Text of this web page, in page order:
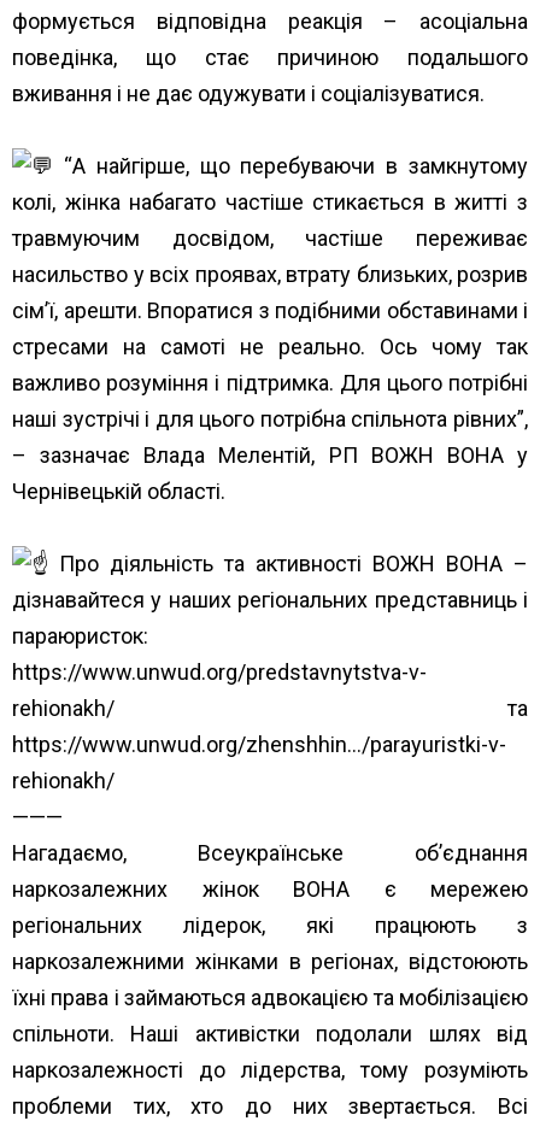
формується відповідна реакція – асоціальна
поведінка, що стає причиною подальшого
вживання і не дає одужувати і соціалізуватися.
“А найгірше, що перебуваючи в замкнутому
колі, жінка набагато частіше стикається в житті з
травмуючим досвідом, частіше переживає
насильство у всіх проявах, втрату близьких, розрив
сім’ї, арешти. Впоратися з подібними обставинами і
стресами на самоті не реально. Ось чому так
важливо розуміння і підтримка. Для цього потрібні
наші зустрічі і для цього потрібна спільнота рівних”,
– зазначає Влада Мелентій, РП ВОЖН ВОНА у
Чернівецькій області.
Про діяльність та активності ВОЖН ВОНА –
дізнавайтеся у наших регіональних представниць і
параюристок:
https://www.unwud.org/predstavnytstva-v-
rehionakh/ та
https://www.unwud.org/zhenshhin…/parayuristki-v-
rehionakh/
———
Нагадаємо, Всеукраїнське об’єднання
наркозалежних жінок ВОНА є мережею
регіональних лідерок, які працюють з
наркозалежними жінками в регіонах, відстоюють
їхні права і займаються адвокацією та мобілізацією
спільноти. Наші активістки подолали шлях від
наркозалежності до лідерства, тому розуміють
проблеми тих, хто до них звертається. Всі